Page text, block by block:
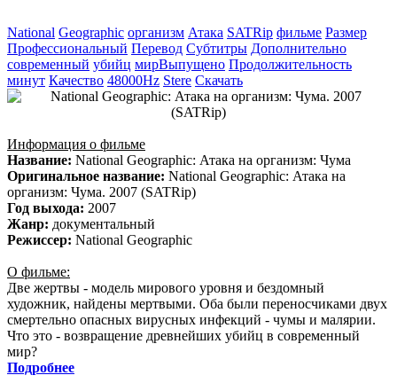
National Geographic организм Атака SATRip фильме Размер
Профессиональный Перевод Субтитры Дополнительно
современный убийц мирВыпущено Продолжительность
минут Качество 48000Hz Stere Скачать
Информация о фильме
Название: National Geographic: Атака на организм: Чума
Оригинальное название: National Geographic: Атака на
организм: Чума. 2007 (SATRip)
Год выхода: 2007
Жанр: документальный
Режиссер: National Geographic
О фильме:
Две жертвы - модель мирового уровня и бездомный
художник, найдены мертвыми. Оба были переносчиками двух
смертельно опасных вирусных инфекций - чумы и малярии.
Что это - возвращение древнейших убийц в современный
мир?
Подробнее